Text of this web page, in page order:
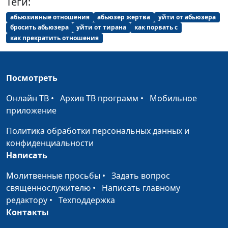
какая она?
консультант
Как научиться
прощать?
Перфекционизм у
женщин
Вачева, психолог-
консультант
Женщина-трудоголик
Анна Ронжина, Мария
Отношения отцов и
дочерей
Анна Ронжина, Мария
Вачева, психолог-
консультант
Чего боится
абьюзивные отношения абьюзер жертва
уйти от абьюзера
бросить абьюзера
уйти от тирана
как порвать с
как прекратить отношения
Посмотреть
Онлайн ТВ • Архив ТВ программ • Мобильное
приложение
Политика обработки персональных данных и
конфиденциальности
Написать
Молитвенные просьбы • Задать вопрос
священнослужителю • Написать главному
редактору • Техподдержка
Контакты